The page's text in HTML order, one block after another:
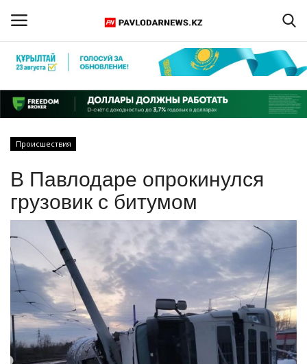
Регистрация
Главная
ПАВЛОДАРСКАЯ ОБЛАСТЬ
КАЗАХСТАН
МИР
СПЕЦПРОЕКТЫ
СПОРТ
Происшествия
В Павлодаре опрокинулся
грузовик с битумом